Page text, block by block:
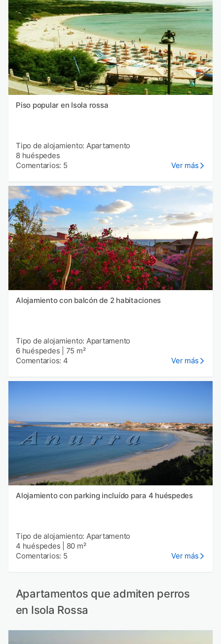
Piso popular en Isola rossa
Tipo de alojamiento: Apartamento
8 huéspedes
Comentarios: 5
Ver más
Alojamiento con balcón de 2 habitaciones
Tipo de alojamiento: Apartamento
6 huéspedes
75 m²
Comentarios: 4
Ver más
Alojamiento con parking incluído para 4 huéspedes
Tipo de alojamiento: Apartamento
4 huéspedes
80 m²
Comentarios: 5
Ver más
Apartamentos que admiten perros
en Isola Rossa